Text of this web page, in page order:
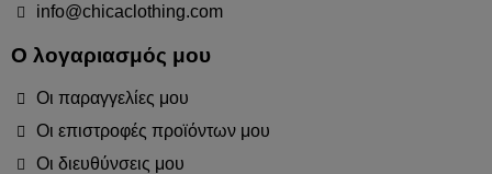
info@chicaclothing.com
Ο λογαριασμός μου
Οι παραγγελίες μου
Οι επιστροφές προϊόντων μου
Οι διευθύνσεις μου